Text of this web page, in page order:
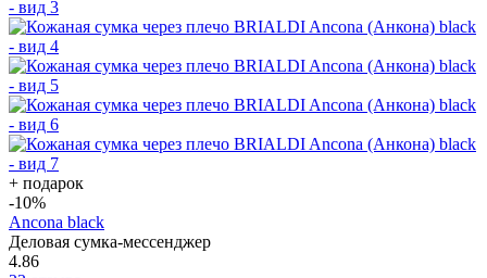
+ подарок
-10%
Ancona black
Деловая сумка-мессенджер
4.86